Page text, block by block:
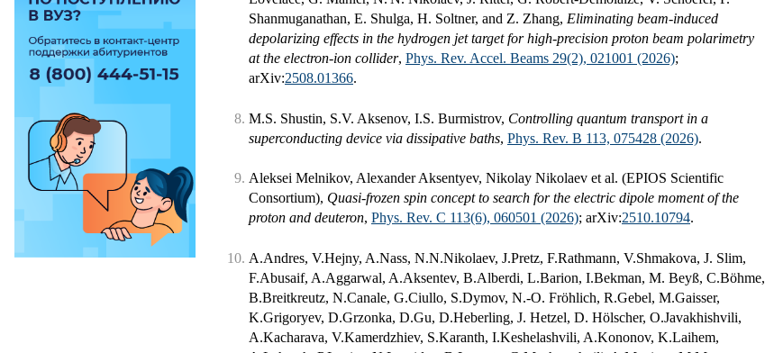
Shanmuganathan, E. Shulga, H. Soltner, and Z. Zhang, Eliminating beam-induced
depolarizing effects in the hydrogen jet target for high-precision proton beam polarimetry
at the electron-ion collider, Phys. Rev. Accel. Beams 29(2), 021001 (2026);
arXiv:2508.01366.
M.S. Shustin, S.V. Aksenov, I.S. Burmistrov, Controlling quantum transport in a
superconducting device via dissipative baths, Phys. Rev. B 113, 075428 (2026).
Aleksei Melnikov, Alexander Aksentyev, Nikolay Nikolaev et al. (EPIOS Scientific
Consortium), Quasi-frozen spin concept to search for the electric dipole moment of the
proton and deuteron, Phys. Rev. C 113(6), 060501 (2026); arXiv:2510.10794.
A.Andres, V.Hejny, A.Nass, N.N.Nikolaev, J.Pretz, F.Rathmann, V.Shmakova, J. Slim,
F.Abusaif, A.Aggarwal, A.Aksentev, B.Alberdi, L.Barion, I.Bekman, M. Beyß, C.Böhme,
B.Breitkreutz, N.Canale, G.Ciullo, S.Dymov, N.-O. Fröhlich, R.Gebel, M.Gaisser,
K.Grigoryev, D.Grzonka, D.Gu, D.Heberling, J. Hetzel, D. Hölscher, O.Javakhishvili,
A.Kacharava, V.Kamerdzhiev, S.Karanth, I.Keshelashvili, A.Kononov, K.Laihem,